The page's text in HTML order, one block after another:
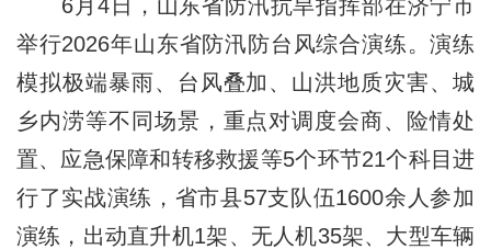
6月4日，山东省防汛抗旱指挥部在济宁市
举行2026年山东省防汛防台风综合演练。演练
模拟极端暴雨、台风叠加、山洪地质灾害、城
乡内涝等不同场景，重点对调度会商、险情处
置、应急保障和转移救援等5个环节21个科目进
行了实战演练，省市县57支队伍1600余人参加
演练，出动直升机1架、无人机35架、大型车辆